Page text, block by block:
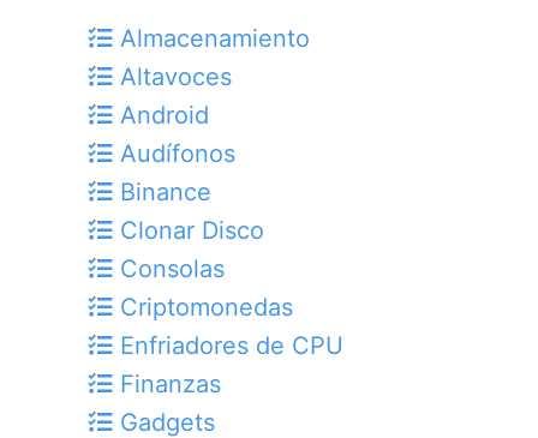
Almacenamiento
Altavoces
Android
Audífonos
Binance
Clonar Disco
Consolas
Criptomonedas
Enfriadores de CPU
Finanzas
Gadgets